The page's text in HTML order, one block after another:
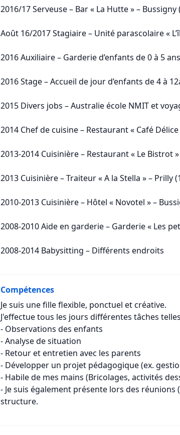
2016/17 Serveuse – Bar « La Hutte » – Bussigny
Août 16/2017 Stagiaire – Unité parascolaire «
2016 Auxiliaire – Garderie d’enfants de 0 à 5
2016 Stage – Accueil de jour d’enfants de 4 à
2015 Divers jobs – Australie école NMIT et
2014 Chef de cuisine – Restaurant « Café
2013-2014 Cuisinière – Restaurant « Le Bistrot
2013 Cuisinière – Traiteur « A la Stella » – Prilly
2010-2013 Cuisinière – Hôtel « Novotel » –
2008-2010 Aide en garderie – Garderie « Les
2008-2014 Babysitting – Différents endroits
Compétences
Je suis une fille flexible, ponctuel et créative.
J'effectue tous les jours différentes tâches
- Observations des enfants
- Analyse de situation
- Retour et entretien avec les parents
- Développer un projet pédagogique (ex.
- Habile de mes mains (Bricolages, activités
- Je suis également présente lors des
structure.